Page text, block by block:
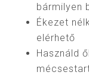
bármilyen
Ékezet
elérhető
Használd